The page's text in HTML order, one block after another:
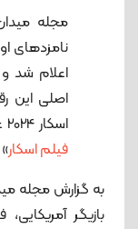
مجله
اعلام شد
اصلی این
اسکار 2024 غافلگیری‌هایی داشت که در «
فیلم اسکار
به گزارش مجله
بازیگر